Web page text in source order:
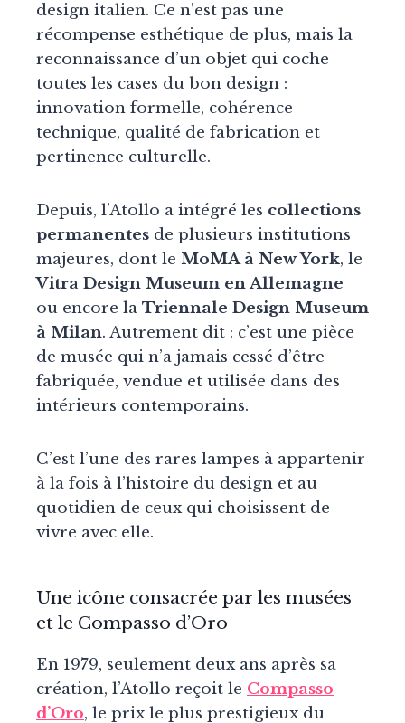
design italien. Ce n’est pas une
récompense esthétique de plus, mais la
reconnaissance d’un objet qui coche
toutes les cases du bon design :
innovation formelle, cohérence
technique, qualité de fabrication et
pertinence culturelle.
Depuis, l’Atollo a intégré les collections
permanentes de plusieurs institutions
majeures, dont le MoMA à New York, le
Vitra Design Museum en Allemagne
ou encore la Triennale Design Museum
à Milan. Autrement dit : c’est une pièce
de musée qui n’a jamais cessé d’être
fabriquée, vendue et utilisée dans des
intérieurs contemporains.
C’est l’une des rares lampes à appartenir
à la fois à l’histoire du design et au
quotidien de ceux qui choisissent de
vivre avec elle.
Une icône consacrée par les musées
et le Compasso d’Oro
En 1979, seulement deux ans après sa
création, l’Atollo reçoit le Compasso
d’Oro, le prix le plus prestigieux du